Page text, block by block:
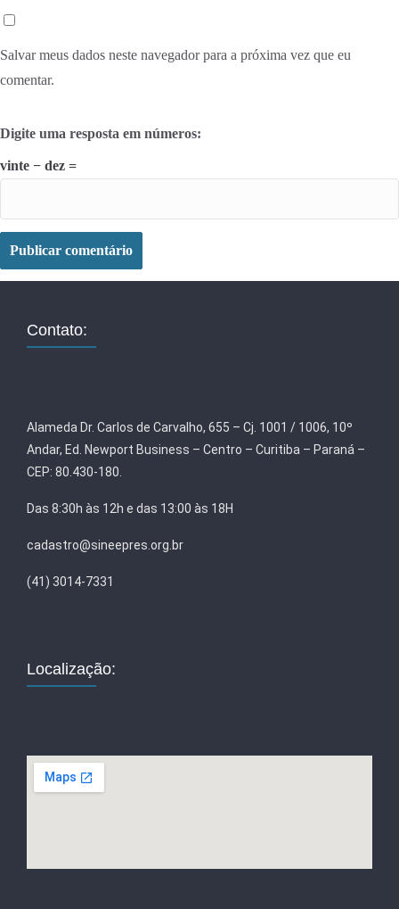
Salvar meus dados neste navegador para a próxima vez que eu
comentar.
Digite uma resposta em números:
vinte − dez =
Contato:
Alameda Dr. Carlos de Carvalho, 655 – Cj. 1001 / 1006, 10º
Andar, Ed. Newport Business – Centro – Curitiba – Paraná –
CEP: 80.430-180.
Das 8:30h às 12h e das 13:00 às 18H
cadastro@sineepres.org.br
(41) 3014-7331
Localização: